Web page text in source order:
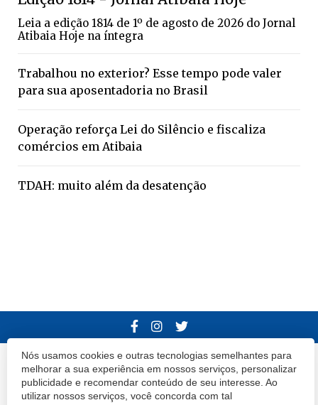
Nós usamos cookies e outras tecnologias semelhantes para
melhorar a sua experiência em nossos serviços, personalizar
publicidade e recomendar conteúdo de seu interesse. Ao
utilizar nossos serviços, você concorda com tal
Leia a edição 1814 de 1º de agosto de 2026 do Jornal
Atibaia Hoje na íntegra
Trabalhou no exterior? Esse tempo pode valer
para sua aposentadoria no Brasil
Operação reforça Lei do Silêncio e fiscaliza
comércios em Atibaia
TDAH: muito além da desatenção
Todos os direitos reservados.
Termos e Políticas de Uso Privacidade